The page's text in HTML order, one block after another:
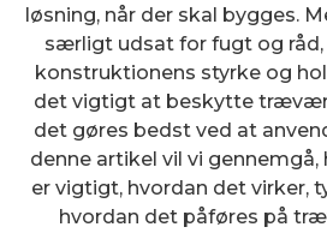
løsning, når der skal bygges.
særligt udsat for fugt og
konstruktionens styrke og
det vigtigt at beskytte
det gøres bedst ved at
denne artikel vil vi
er vigtigt, hvordan det virker,
hvordan det påføres på